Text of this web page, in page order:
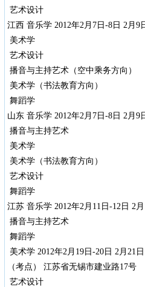
艺术设计
江西 音乐学 2012年2月7日-8日 2月
美术学
艺术设计
播音与主持艺术（空中乘务方向
美术学（书法教育方向）
舞蹈学
山东 音乐学 2012年2月7日-8日 2月
播音与主持艺术
美术学
美术学（书法教育方向）
艺术设计
舞蹈学
江苏 音乐学 2012年2月11日-12日 2月
播音与主持艺术
舞蹈学
美术学 2012年2月19日-20日 2月21
（考点） 江苏省无锡市建业路17号
艺术设计